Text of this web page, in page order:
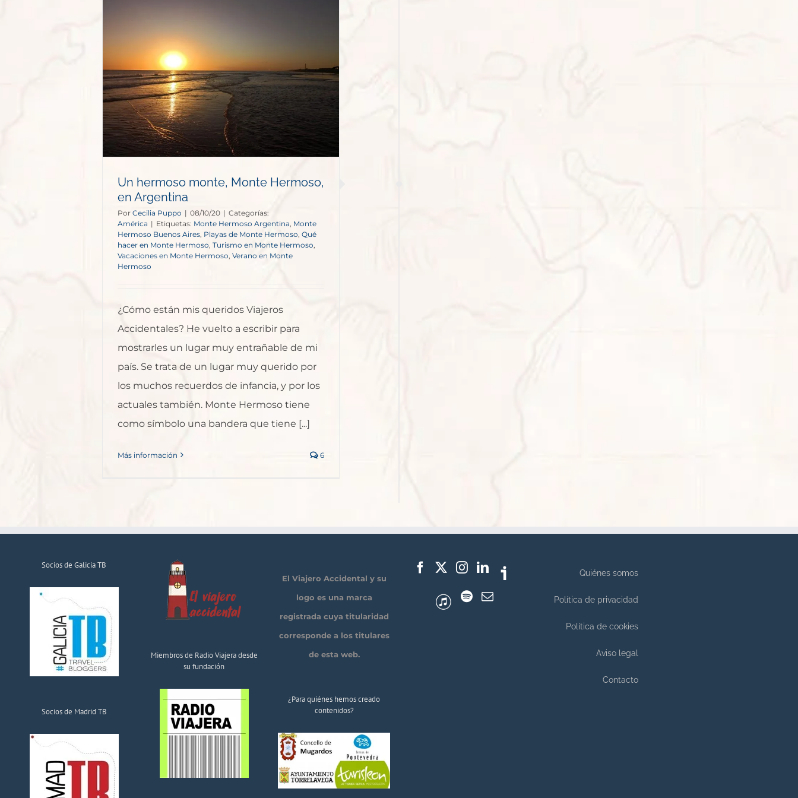
Un hermoso monte, Monte Hermoso,
en Argentina
Por Cecilia Puppo | 08/10/20 | Categorías:
América | Etiquetas: Monte Hermoso Argentina, Monte
Hermoso Buenos Aires Playas de Monte Hermoso Qué
hacer en Monte Hermoso Turismo en Monte Hermoso
Vacaciones en Monte Hermoso Verano en Monte
Hermoso
¿Cómo están mis queridos Viajeros
Accidentales? He vuelto a escribir para
mostrarles un lugar muy entrañable de mi
país. Se trata de un lugar muy querido por
los muchos recuerdos de infancia, y por los
actuales también. Monte Hermoso tiene
como símbolo una bandera que tiene [...]
Más información 6
Socios de Galicia TB
Socios de Madrid TB
Miembros de Radio Viajera desde
su fundación
El Viajero Accidental y su
logo es una marca
registrada cuya titularidad
corresponde a los titulares
de esta web.
¿Para quiénes hemos creado
contenidos?
Quiénes somos
Política de privacidad
Política de cookies
Aviso legal
Contacto